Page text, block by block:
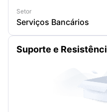
Setor
Serviços Bancários
Suporte e